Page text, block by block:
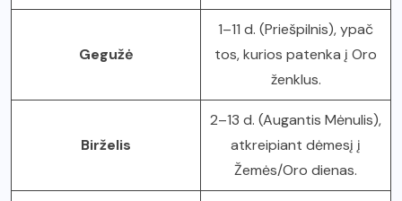
Gegužė
1–11 d. (Priešpilnis), ypač
tos, kurios patenka į Oro
ženklus.
Birželis
2–13 d. (Augantis Mėnulis),
atkreipiant dėmesį į
Žemės/Oro dienas.